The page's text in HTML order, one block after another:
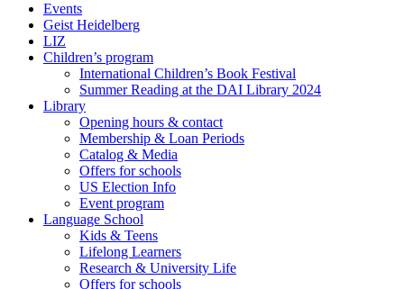
Events
Geist Heidelberg
LIZ
Children’s program
International Children’s Book Festival
Summer Reading at the DAI Library 2024
Library
Opening hours & contact
Membership & Loan Periods
Catalog & Media
Offers for schools
US Election Info
Event program
Language School
Kids & Teens
Lifelong Learners
Research & University Life
Offers for schools